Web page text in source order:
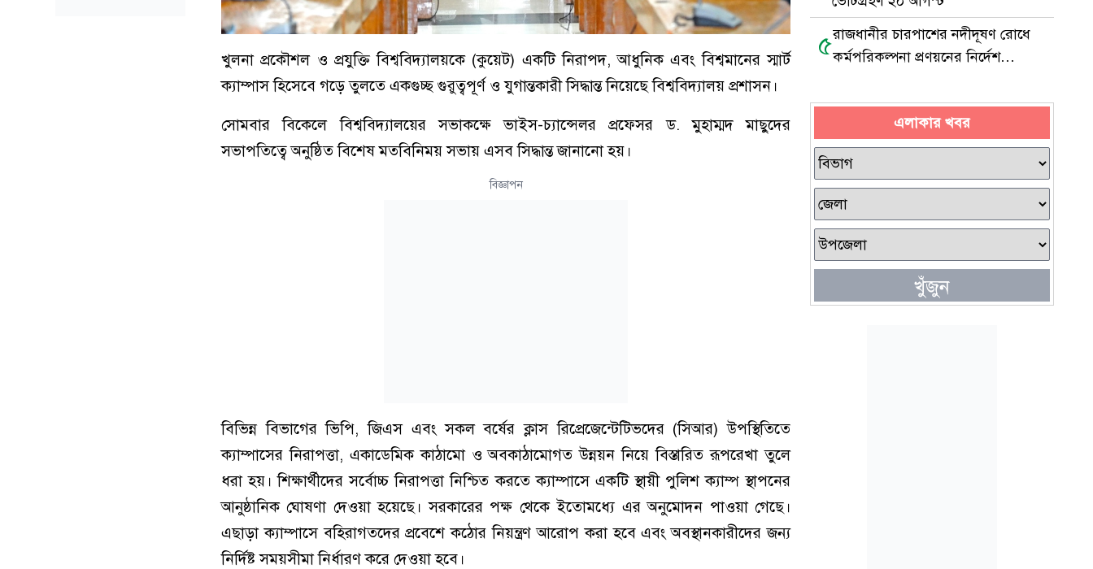
খুলনা প্রকৌশল ও প্রযুক্তি বিশ্ববিদ্যালয়কে (কুয়েট) একটি নিরাপদ, আধুনিক এবং বিশ্বমানের স্মার্ট
ক্যাম্পাস হিসেবে গড়ে তুলতে একগুচ্ছ গুরুত্বপূর্ণ ও যুগান্তকারী সিদ্ধান্ত নিয়েছে বিশ্ববিদ্যালয় প্রশাসন।
সোমবার বিকেলে বিশ্ববিদ্যালয়ের সভাকক্ষে ভাইস-চ্যান্সেলর প্রফেসর ড. মুহাম্মদ মাছুদের
সভাপতিত্বে অনুষ্ঠিত বিশেষ মতবিনিময় সভায় এসব সিদ্ধান্ত জানানো হয়।
বিজ্ঞাপন
বিভিন্ন বিভাগের ভিপি, জিএস এবং সকল বর্ষের ক্লাস রিপ্রেজেন্টেটিভদের (সিআর) উপস্থিতিতে
ক্যাম্পাসের নিরাপত্তা, একাডেমিক কাঠামো ও অবকাঠামোগত উন্নয়ন নিয়ে বিস্তারিত রূপরেখা তুলে
ধরা হয়। শিক্ষার্থীদের সর্বোচ্চ নিরাপত্তা নিশ্চিত করতে ক্যাম্পাসে একটি স্থায়ী পুলিশ ক্যাম্প স্থাপনের
আনুষ্ঠানিক ঘোষণা দেওয়া হয়েছে। সরকারের পক্ষ থেকে ইতোমধ্যে এর অনুমোদন পাওয়া গেছে।
এছাড়া ক্যাম্পাসে বহিরাগতদের প্রবেশে কঠোর নিয়ন্ত্রণ আরোপ করা হবে এবং অবস্থানকারীদের জন্য
নির্দিষ্ট সময়সীমা নির্ধারণ করে দেওয়া হবে।
৫রাজধানীর চারপাশের নদীদূষণ রোধে
কর্মপরিকল্পনা প্রণয়নের নির্দেশ
এলাকার খবর
খুঁজুন